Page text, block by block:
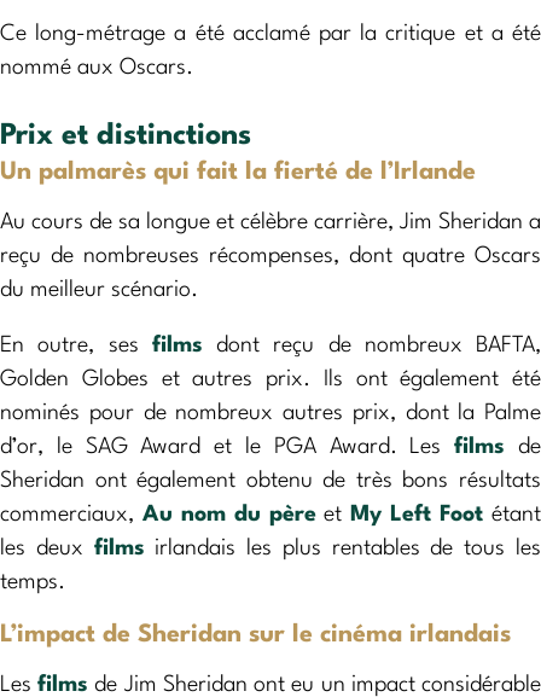
Ce long-métrage a été acclamé par la critique et a été
nommé aux Oscars.
Prix et distinctions
Un palmarès qui fait la fierté de l’Irlande
Au cours de sa longue et célèbre carrière, Jim Sheridan a
reçu de nombreuses récompenses, dont quatre Oscars
du meilleur scénario.
En outre, ses films dont reçu de nombreux BAFTA,
Golden Globes et autres prix. Ils ont également été
nominés pour de nombreux autres prix, dont la Palme
d’or, le SAG Award et le PGA Award. Lesfilms de
Sheridan ont également obtenu de très bons résultats
commerciaux, Au nom du pèreet My Left Foot étant
les deux films irlandais les plus rentables de tous les
temps.
L’impact de Sheridan sur le cinéma irlandais
Lesfilms de Jim Sheridan ont eu un impact considérable